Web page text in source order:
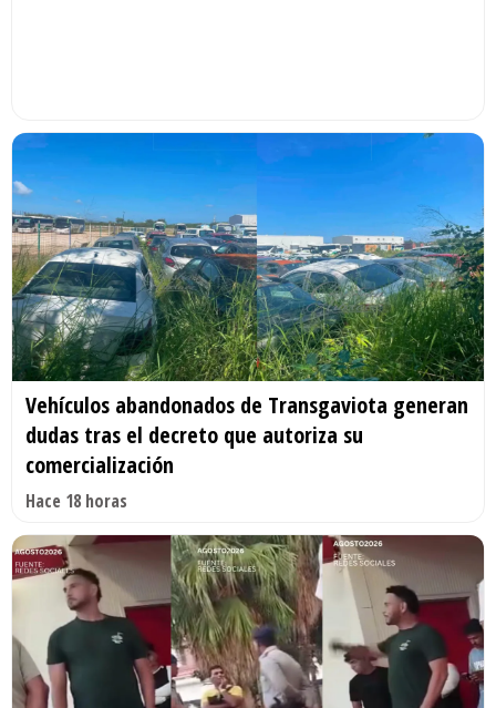
Vehículos abandonados de Transgaviota generan
dudas tras el decreto que autoriza su
comercialización
Hace 18 horas